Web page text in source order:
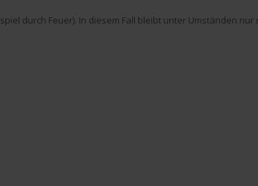
durch Feuer). In diesem Fall bleibt unter Umständen nur